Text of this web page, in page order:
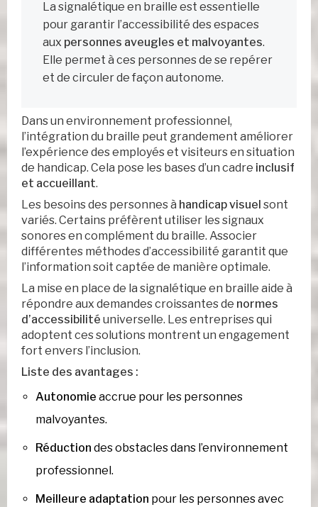
La signalétique en braille est essentielle
pour garantir l’accessibilité des espaces
aux personnes aveugles et malvoyantes.
Elle permet à ces personnes de se repérer
et de circuler de façon autonome.
Dans un environnement professionnel,
l’intégration du braille peut grandement améliorer
l’expérience des employés et visiteurs en situation
de handicap. Cela pose les bases d’un cadre inclusif
et accueillant.
Les besoins des personnes à handicap visuel sont
variés. Certains préfèrent utiliser les signaux
sonores en complément du braille. Associer
différentes méthodes d’accessibilité garantit que
l’information soit captée de manière optimale.
La mise en place de la signalétique en braille aide à
répondre aux demandes croissantes de normes
d’accessibilité universelle. Les entreprises qui
adoptent ces solutions montrent un engagement
fort envers l’inclusion.
Liste des avantages :
Autonomie accrue pour les personnes
malvoyantes.
Réduction des obstacles dans l’environnement
professionnel.
Meilleure adaptation pour les personnes avec